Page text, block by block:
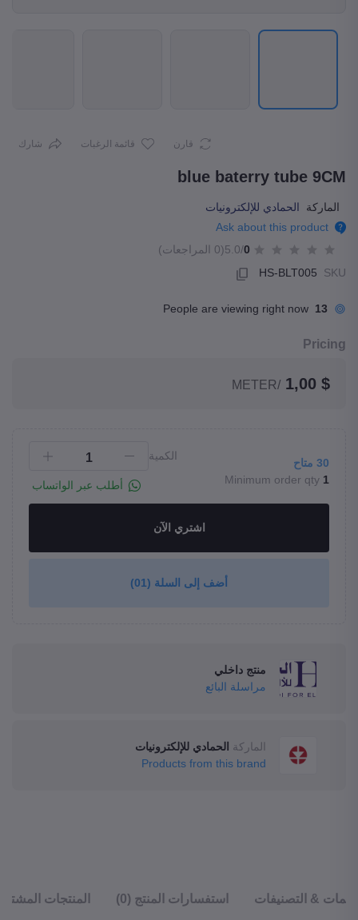
قارن قائمة الرغبات شارك
blue baterry tube 9CM
الماركة
الحمادي للإلكترونيات
Ask about this product
0
/5.0
(0 المراجعات)
SKU
HS-BLT005
13
People are viewing right now
Pricing
$ 1,00
/METER
30 متاح
Minimum order qty 1
الكمية
أطلب عبر الواتساب
اشتري الآن
أضف إلى السلة (01)
منتج داخلي
مراسلة البائع
الماركة الحمادي للإلكترونيات
Products from this brand
& التصنيفات استفسارات المنتج (0) المنتجات